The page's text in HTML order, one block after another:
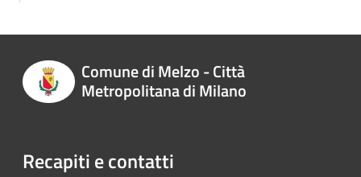
Comune di Melzo - Città
Metropolitana di Milano
Recapiti e contatti